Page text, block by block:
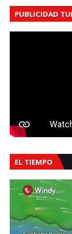
PUBLICIDAD
EL TIEMPO